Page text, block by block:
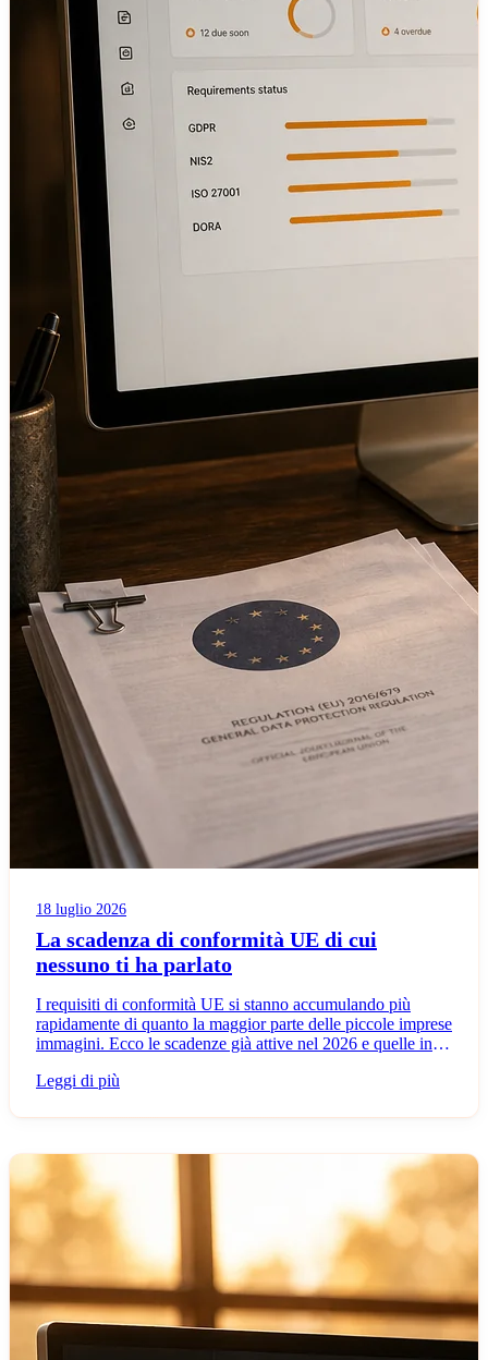
18 luglio 2026
La scadenza di conformità UE di cui
nessuno ti ha parlato
I requisiti di conformità UE si stanno accumulando più
rapidamente di quanto la maggior parte delle piccole imprese
immagini. Ecco le scadenze già attive nel 2026 e quelle in
Leggi di più